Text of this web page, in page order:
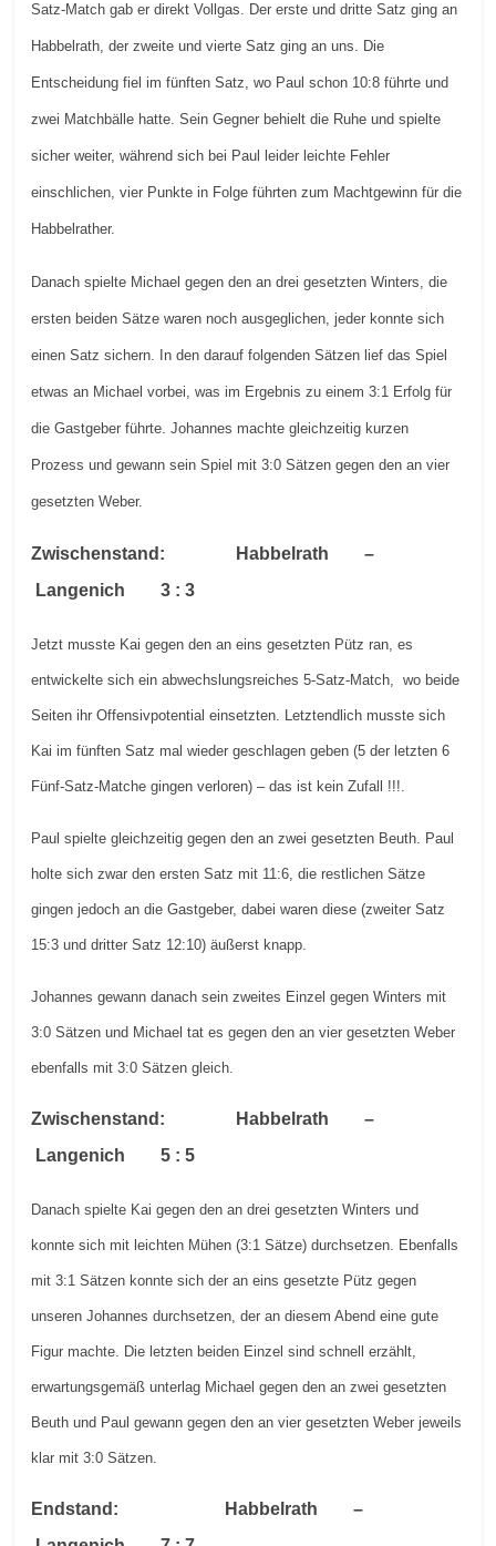
Satz-Match gab er direkt Vollgas. Der erste und dritte Satz ging an
Habbelrath, der zweite und vierte Satz ging an uns. Die
Entscheidung fiel im fünften Satz, wo Paul schon 10:8 führte und
zwei Matchbälle hatte. Sein Gegner behielt die Ruhe und spielte
sicher weiter, während sich bei Paul leider leichte Fehler
einschlichen, vier Punkte in Folge führten zum Machtgewinn für die
Habbelrather.
Danach spielte Michael gegen den an drei gesetzten Winters, die
ersten beiden Sätze waren noch ausgeglichen, jeder konnte sich
einen Satz sichern. In den darauf folgenden Sätzen lief das Spiel
etwas an Michael vorbei, was im Ergebnis zu einem 3:1 Erfolg für
die Gastgeber führte. Johannes machte gleichzeitig kurzen
Prozess und gewann sein Spiel mit 3:0 Sätzen gegen den an vier
gesetzten Weber.
Zwischenstand: Habbelrath –
Langenich 3 : 3
Jetzt musste Kai gegen den an eins gesetzten Pütz ran, es
entwickelte sich ein abwechslungsreiches 5-Satz-Match, wo beide
Seiten ihr Offensivpotential einsetzten. Letztendlich musste sich
Kai im fünften Satz mal wieder geschlagen geben (5 der letzten 6
Fünf-Satz-Matche gingen verloren) – das ist kein Zufall !!!.
Paul spielte gleichzeitig gegen den an zwei gesetzten Beuth. Paul
holte sich zwar den ersten Satz mit 11:6, die restlichen Sätze
gingen jedoch an die Gastgeber, dabei waren diese (zweiter Satz
15:3 und dritter Satz 12:10) äußerst knapp.
Johannes gewann danach sein zweites Einzel gegen Winters mit
3:0 Sätzen und Michael tat es gegen den an vier gesetzten Weber
ebenfalls mit 3:0 Sätzen gleich.
Zwischenstand: Habbelrath –
Langenich 5 : 5
Danach spielte Kai gegen den an drei gesetzten Winters und
konnte sich mit leichten Mühen (3:1 Sätze) durchsetzen. Ebenfalls
mit 3:1 Sätzen konnte sich der an eins gesetzte Pütz gegen
unseren Johannes durchsetzen, der an diesem Abend eine gute
Figur machte. Die letzten beiden Einzel sind schnell erzählt,
erwartungsgemäß unterlag Michael gegen den an zwei gesetzten
Beuth und Paul gewann gegen den an vier gesetzten Weber jeweils
klar mit 3:0 Sätzen.
Endstand: Habbelrath –